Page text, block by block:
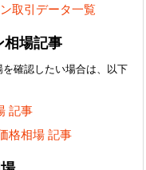
取引データ一覧
相場記事
確認したい場合は、以下
記事
格相場 記事